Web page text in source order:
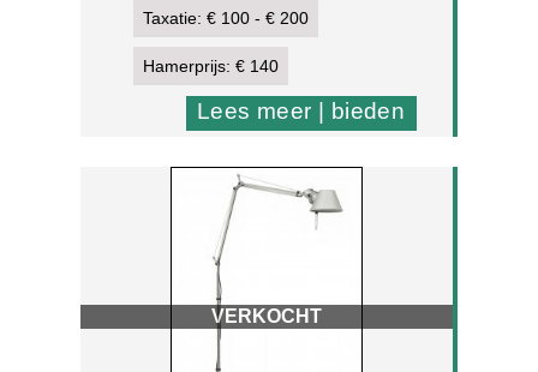
Taxatie: € 100 - € 200
Hamerprijs: € 140
Lees meer | bieden
VERKOCHT